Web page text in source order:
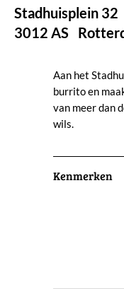
Stadhuisplein 32
3012 AS
Aan het
burrito en
van meer dan
wils.
Kenmerken